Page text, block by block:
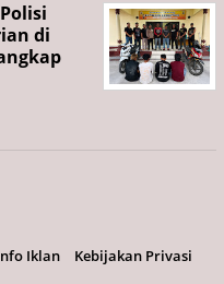
di
Iklan
Kebijakan Privasi